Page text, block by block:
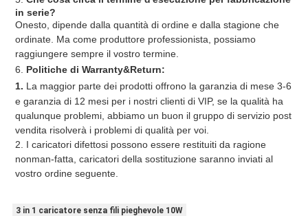
in serie?
Onesto, dipende dalla quantità di ordine e dalla stagione che
ordinate. Ma come produttore professionista, possiamo
raggiungere sempre il vostro termine.
6. Politiche di Warranty&Return:
1. La maggior parte dei prodotti offrono la garanzia di mese 3-6
e garanzia di 12 mesi per i nostri clienti di VIP, se la qualità ha
qualunque problemi, abbiamo un buon il gruppo di servizio post
vendita risolverà i problemi di qualità per voi.
2. I caricatori difettosi possono essere restituiti da ragione
nonman-fatta, caricatori della sostituzione saranno inviati al
vostro ordine seguente.
3 in 1 caricatore senza fili pieghevole 10W